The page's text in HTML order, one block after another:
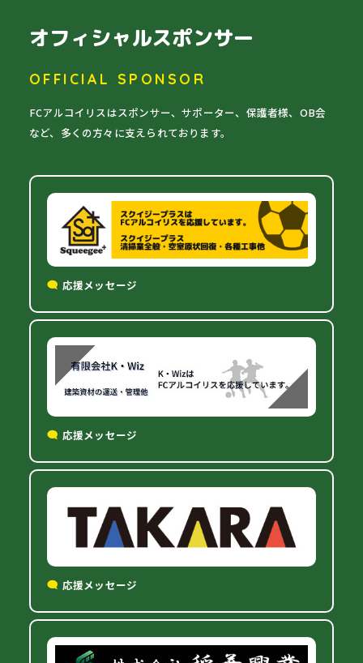
オフィシャルスポンサー
OFFICIAL SPONSOR
FCアルコイリスはスポンサー、サポーター、保護者様、OB会
など、多くの方々に支えられております。
応援メッセージ
応援メッセージ
応援メッセージ